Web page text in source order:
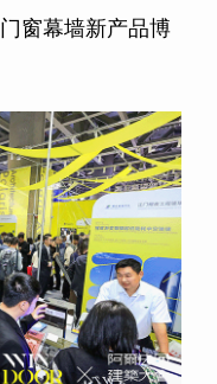
窗幕墙新产品博